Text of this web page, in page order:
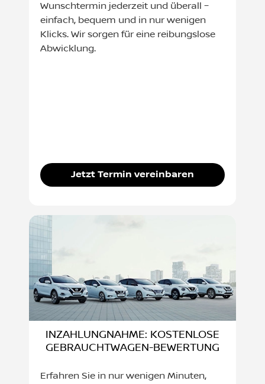
Wunschtermin jederzeit und überall –
einfach, bequem und in nur wenigen
Klicks. Wir sorgen für eine reibungslose
Abwicklung.
Jetzt Termin vereinbaren
INZAHLUNGNAHME: KOSTENLOSE
GEBRAUCHTWAGEN-BEWERTUNG
Erfahren Sie in nur wenigen Minuten,